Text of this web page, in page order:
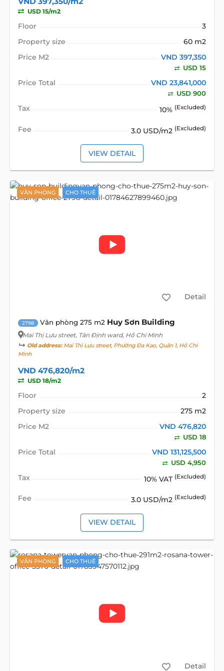
USD 15/m2
Floor
3
Property size
60 m2
Price M2
VND 397,350
USD 15
Price Total VND 23,841,000
USD 900
Tax 10% (Excluded)
Fee 3.0 USD/m2 (Excluded)
VIEW DETAIL
VĂN PHÒNG CHO THUÊ
Detail
2798 Văn phòng 275 m2 Huy Sơn Building
Mai Thị Lựu street, Tân Định ward, Hồ Chí Minh
Old address:Mai Thị Lựu street, Phường Đa Kao, Quận 1, Hồ Chí
Minh
VND 476,820/m2
USD 18/m2
Floor
2
Property size
275 m2
Price M2
VND 476,820
USD 18
Price Total VND 131,125,500
USD 4,950
Tax 10% VAT (Excluded)
Fee 3.0 USD/m2 (Excluded)
VIEW DETAIL
VĂN PHÒNG CHO THUÊ
Detail